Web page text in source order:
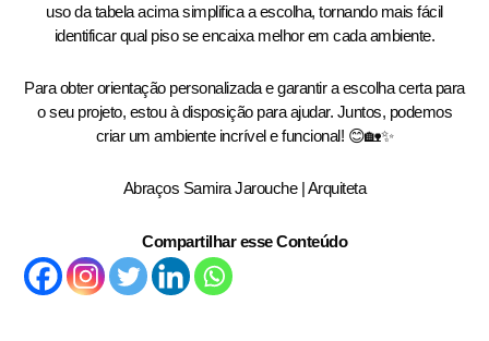
uso da tabela acima simplifica a escolha, tornando mais fácil
identificar qual piso se encaixa melhor em cada ambiente.
Para obter orientação personalizada e garantir a escolha certa para
o seu projeto, estou à disposição para ajudar. Juntos, podemos
criar um ambiente incrível e funcional! 😊🏡✨
Abraços Samira Jarouche | Arquiteta
Compartilhar esse Conteúdo